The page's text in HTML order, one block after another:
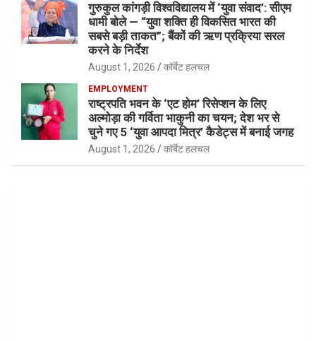
गुरुकुल कांगड़ी विश्वविद्यालय में ‘युवा संवाद’: सीएम
धामी बोले — “युवा शक्ति ही विकसित भारत की
सबसे बड़ी ताकत”; बैंकों की ऋण प्रक्रिया सरल
करने के निर्देश
August 1, 2026 कॉर्बेट हलचल
EMPLOYMENT
राष्ट्रपति भवन के ‘एट होम’ रिसेप्शन के लिए
अल्मोड़ा की गर्विता भाकुनी का चयन; देश भर से
चुने गए 5 ‘युवा आपदा मित्र’ कैडेट्स में बनाई जगह
August 1, 2026 कॉर्बेट हलचल